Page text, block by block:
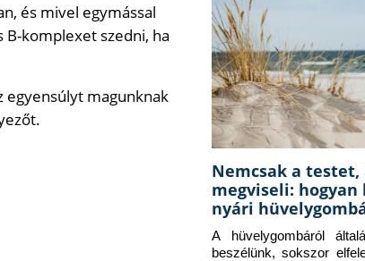
és mivel egymással
B-komplexet szedni, ha
egyensúlyt magunknak
Nemcsak a
megviseli:
nyári
A hüvelygombáról
beszélünk, sokszor